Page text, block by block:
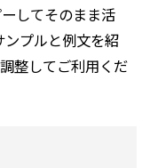
してそのまま活
プルと例文を紹
整してご利用くだ